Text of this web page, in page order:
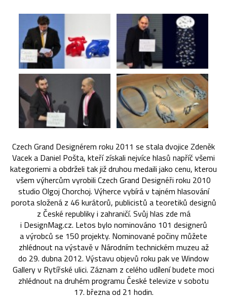
Czech Grand Designérem roku 2011 se stala dvojice Zdeněk
Vacek a Daniel Pošta, kteří získali nejvíce hlasů napříč všemi
kategoriemi a obdrželi tak již druhou medaili jako cenu, kterou
všem výhercům vyrobili Czech Grand Designéři roku 2010
studio Olgoj Chorchoj. Výherce vybírá v tajném hlasování
porota složená z 46 kurátorů, publicistů a teoretiků designů
z České republiky i zahraničí. Svůj hlas zde má
i DesignMag.cz. Letos bylo nominováno 101 designerů
a výrobců se 150 projekty. Nominované počiny můžete
zhlédnout na výstavě v Národním technickém muzeu až
do 29. dubna 2012. Výstavu objevů roku pak ve Window
Gallery v Rytířské ulici. Záznam z celého udílení budete moci
zhlédnout na druhém programu České televize v sobotu
17. března od 21 hodin.